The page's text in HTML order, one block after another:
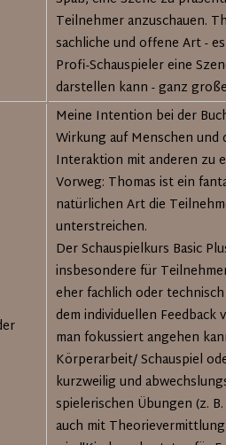
Teilnehmer anzuschauen.
sachliche und offene Art -
Profi-Schauspieler eine
darstellen kann - ganz
Meine Intention bei der
Wirkung auf Menschen
Interaktion mit anderen zu
Vorweg: Thomas ist ein
natürlichen Art die
unterstreichen.
Der Schauspielkurs Basic
insbesondere für
eher fachlich oder
dem individuellen
man fokussiert angehen
Körperarbeit/ Schauspiel
kurzweilig und
spielerischen Übungen (z.
auch mit